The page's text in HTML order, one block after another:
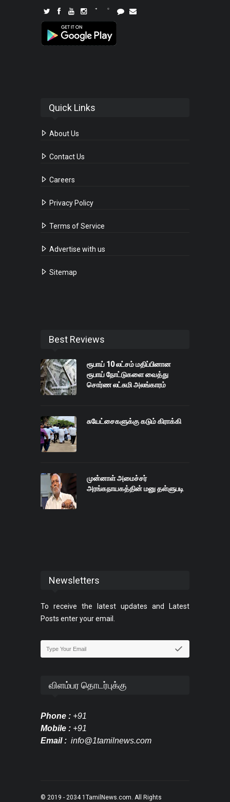
Quick Links
About Us
Contact Us
Careers
Privacy Policy
Terms of Service
Advertise with us
Sitemap
Best Reviews
ரூபாய் 10 லட்சம் மதிப்பினான
ரூபாய் நோட்டுகளை வைத்து
சொர்ண லட்சுமி அலங்காரம்
சுயேட்சைகளுக்கு கடும் கிராக்கி
முன்னாள் அமைச்சர்
அரங்கநாயகத்தின் மனு தள்ளுபடி
Newsletters
To receive the latest updates and Latest
Posts enter your email.
விளம்பர தொடர்புக்கு
Phone : +91
Mobile : +91
Email : info@1tamilnews.com
© 2019 - 2034 1TamilNews.com . All Rights